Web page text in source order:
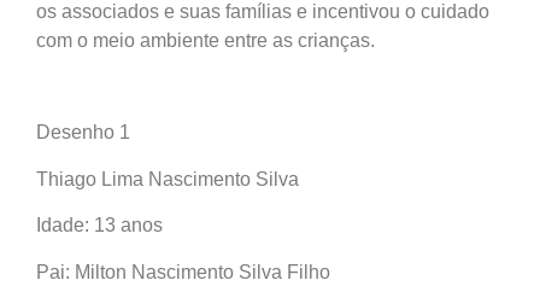
os associados e suas famílias e incentivou o cuidado
com o meio ambiente entre as crianças.
Desenho 1
Thiago Lima Nascimento Silva
Idade: 13 anos
Pai: Milton Nascimento Silva Filho